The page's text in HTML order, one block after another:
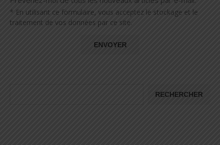
* En utilisant ce formulaire, vous acceptez le stockage et le
traitement de vos données par ce site.
RECHERCHER